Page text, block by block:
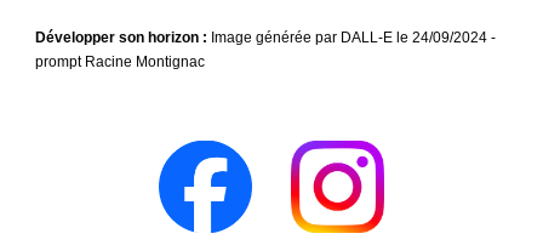
Développer son horizon : Image générée par DALL-E le 24/09/2024 -
prompt Racine Montignac